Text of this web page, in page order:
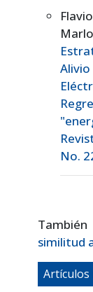
No.
También
similitud
Artículos